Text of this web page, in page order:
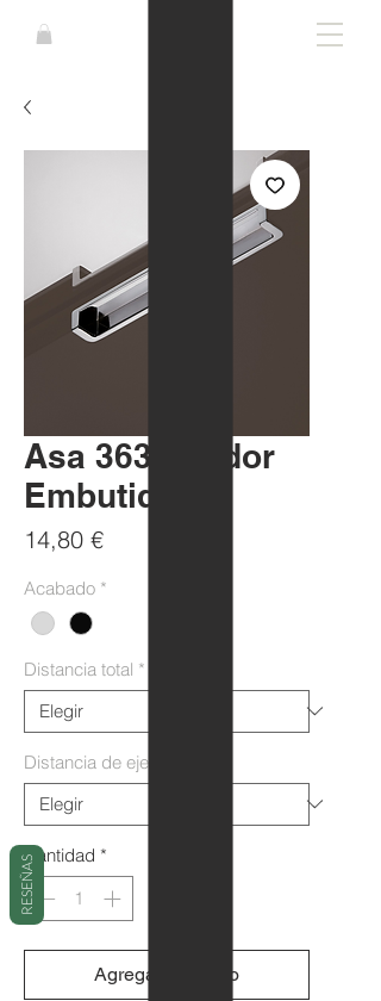
Asa 363 Tirador
Embutido
14,80 €Precio
Acabado *
Distancia total *
Distancia de ejes
Cantidad *
Agregar al carrito
RESEÑAS